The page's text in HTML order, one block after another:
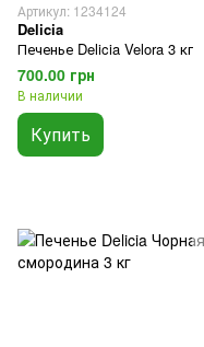
Артикул: 1234124
Delicia
Печенье Delicia Velora 3 кг
700.00 грн
В наличии
Купить